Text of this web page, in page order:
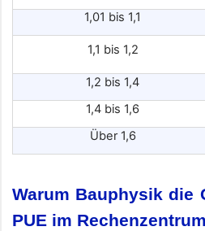
1,01 bis 1,1
1,1 bis 1,2
1,2 bis 1,4
1,4 bis 1,6
Über 1,6
Warum Bauphysik die
PUE im